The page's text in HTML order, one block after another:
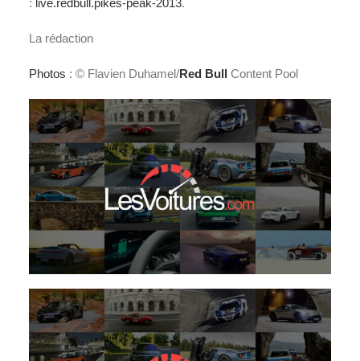
: live.redbull.pikes-peak-2013.
La rédaction
Photos : © Flavien Duhamel/Red Bull Content Pool